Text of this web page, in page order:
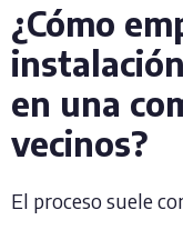
¿Cómo
en una
vecinos?
El proceso suele